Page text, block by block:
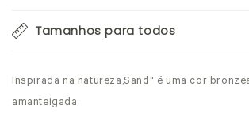
Tamanhos para todos
Inspirada na natureza,Sand" é uma cor
amanteigada.